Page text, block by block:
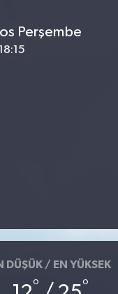
Perşembe
DÜŞÜK / EN YÜKSEK
° °